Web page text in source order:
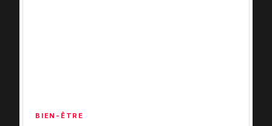
BIEN-ÊTRE